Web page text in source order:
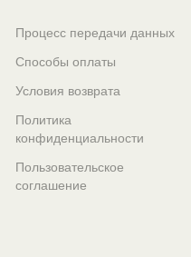
Процесс передачи данных
Способы оплаты
Условия возврата
Политика
конфиденциальности
Пользовательское
соглашение